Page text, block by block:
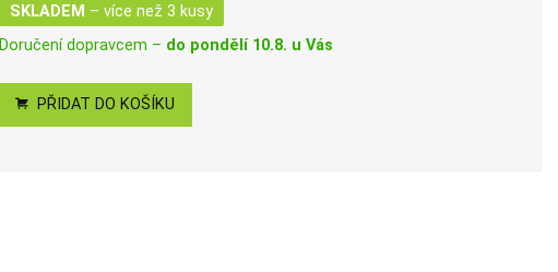
SKLADEM – více než 3 kusy
Doručení dopravcem – do pondělí 10.8. u Vás
PŘIDAT DO KOŠÍKU